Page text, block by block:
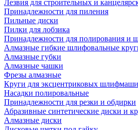
Лезвия для строительных и
Принадлежности для пиления
Пильные диски
Пилки для лобзика
Принадлежности для полирования и
Алмазные гибкие шлифовальные
Алмазные губки
Алмазные чашки
Фрезы алмазные
Круги для эксцентриковых
Насадки полировальные
Принадлежности для резки и обдирки
Абразивные синтетические диски и
Алмазные диски